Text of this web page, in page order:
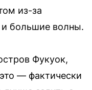
из-за
и большие волны.
Фукуок,
— фактически